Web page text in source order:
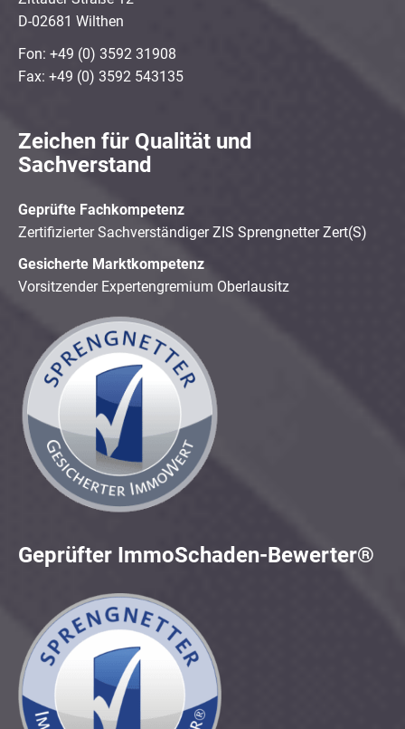
D-02681 Wilthen
Fon: +49 (0) 3592 31908
Fax: +49 (0) 3592 543135
Zeichen für Qualität und
Sachverstand
Geprüfte Fachkompetenz
Zertifizierter Sachverständiger ZIS Sprengnetter Zert(S)
Gesicherte Marktkompetenz
Vorsitzender Expertengremium Oberlausitz
Geprüfter ImmoSchaden-Bewerter®